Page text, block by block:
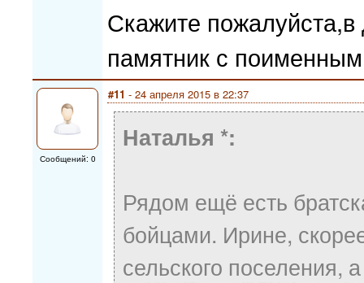
Скажите
памятник с
Сообщений: 0
#11 - 24 апреля 2015 в 22:37
Наталья *:
Рядом ещё есть
бойцами. Ирине,
сельского поселения,